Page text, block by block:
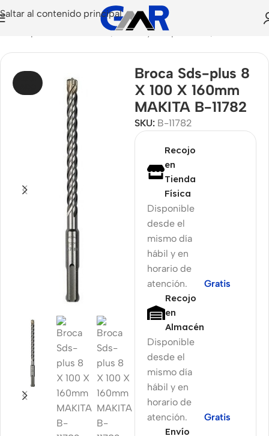
Saltar al contenido principal
para Herramientas/Puntas y Adaptadores
Broca Sds-plus 8
X 100 X 160mm
MAKITA B-11782
SKU: B-11782
Recojo
en
Tienda
Física
Disponible
desde el
mismo día
hábil y en
horario de
atención.
Gratis
Recojo
en
Almacén
Disponible
desde el
mismo día
hábil y en
horario de
atención.
Gratis
Envío